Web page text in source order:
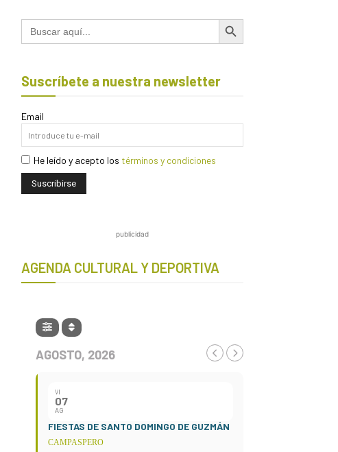
Buscar: Botón de búsqueda
Suscríbete a nuestra newsletter
Email
He leído y acepto los términos y condiciones
publicidad
AGENDA CULTURAL Y DEPORTIVA
AGOSTO, 2026
VI
07
AG
FIESTAS DE SANTO DOMINGO DE GUZMÁN
CAMPASPERO